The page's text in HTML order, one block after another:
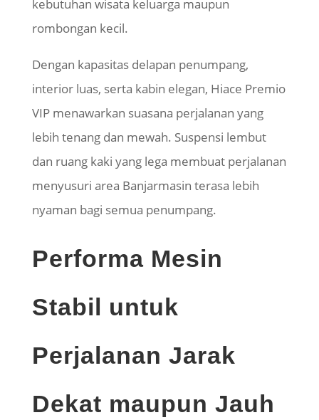
kebutuhan wisata keluarga maupun
rombongan kecil.
Dengan kapasitas delapan penumpang,
interior luas, serta kabin elegan, Hiace Premio
VIP menawarkan suasana perjalanan yang
lebih tenang dan mewah. Suspensi lembut
dan ruang kaki yang lega membuat perjalanan
menyusuri area Banjarmasin terasa lebih
nyaman bagi semua penumpang.
Performa Mesin
Stabil untuk
Perjalanan Jarak
Dekat maupun Jauh